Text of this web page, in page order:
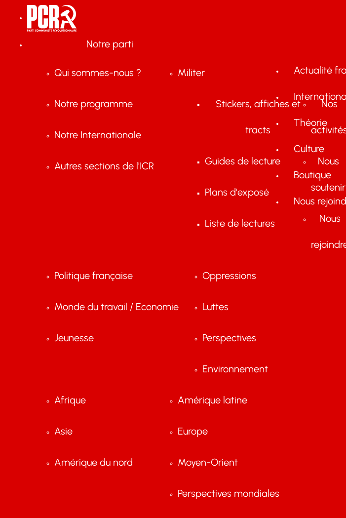
Notre parti
Qui sommes-nous ?
Notre programme
Notre Internationale
Autres sections de l'ICR
Militer
Stickers, affiches et
tracts
Guides de lecture
Plans d'exposé
Liste de lectures
Nos
Nous
soutenir
Nous
Actualité
Politique française
Monde du travail / Economie
Jeunesse
Oppressions
Luttes
Perspectives
Environnement
Afrique
Asie
Amérique du nord
Amérique latine
Europe
Moyen-Orient
Perspectives mondiales
Théorie
Culture
Boutique
Nous